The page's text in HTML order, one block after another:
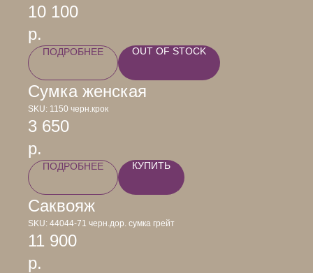
10 100
р.
ПОДРОБНЕЕ OUT OF STOCK
Сумка женская
SKU: 1150 черн.крок
3 650
р.
ПОДРОБНЕЕ КУПИТЬ
Саквояж
SKU: 44044-71 черн.дор. сумка грейт
11 900
р.